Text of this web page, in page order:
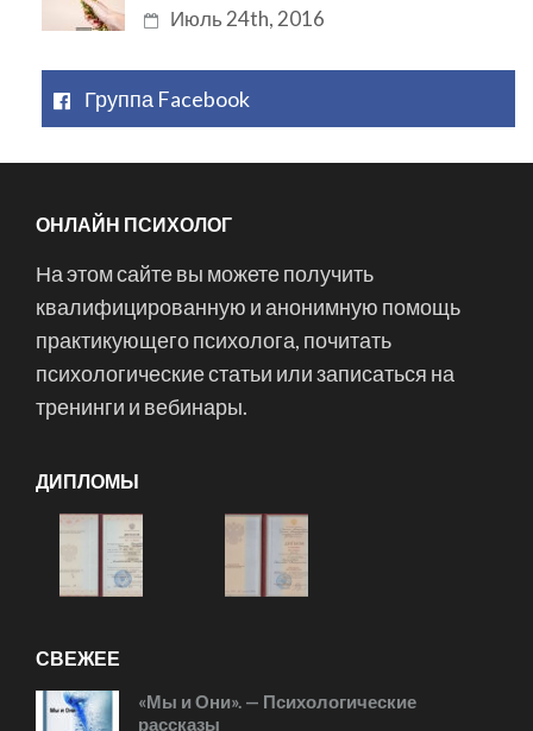
Июль 24th, 2016
Группа Facebook
ОНЛАЙН ПСИХОЛОГ
На этом сайте вы можете получить
квалифицированную и анонимную помощь
практикующего психолога, почитать
психологические статьи или записаться на
тренинги и вебинары.
ДИПЛОМЫ
СВЕЖЕЕ
«Мы и Они». — Психологические
рассказы